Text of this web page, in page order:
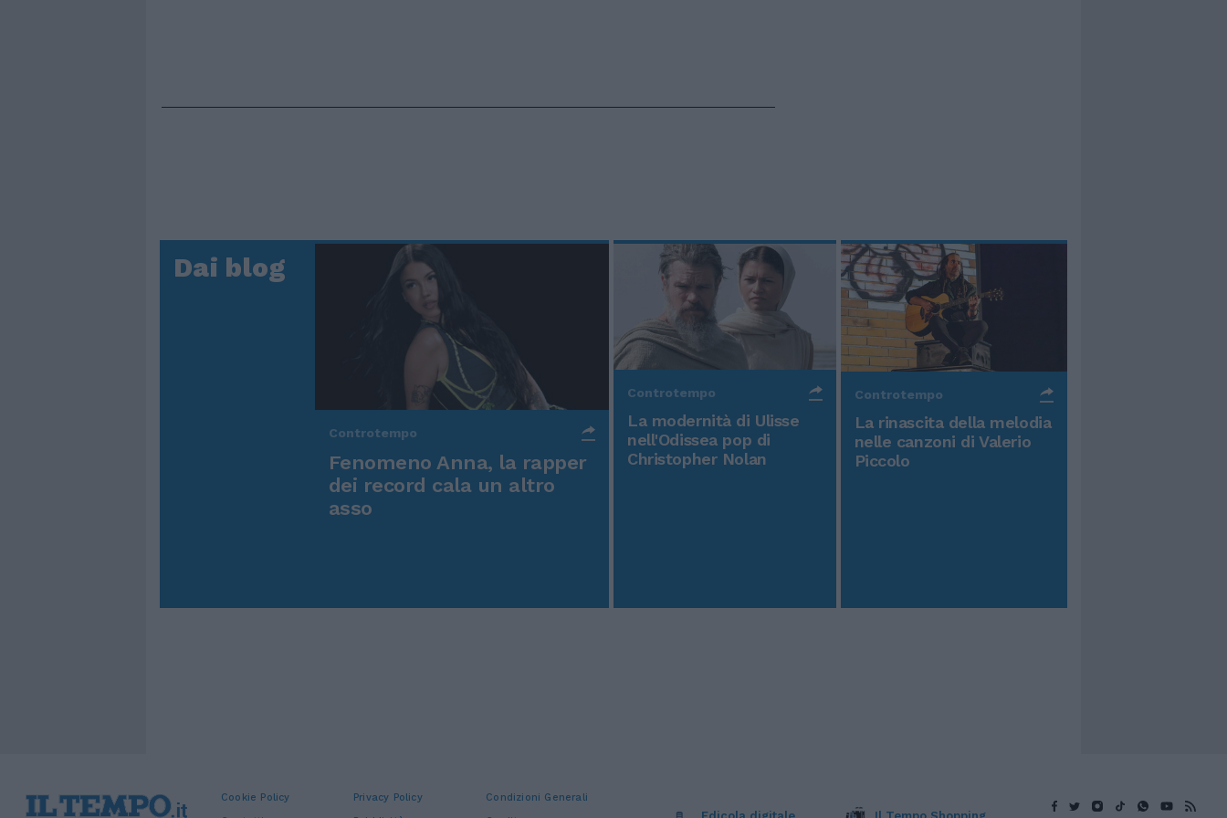
Dai blog
Controtempo
Fenomeno Anna, la rapper
dei record cala un altro
asso
Controtempo
La modernità di Ulisse
nell'Odissea pop di
Christopher Nolan
Controtempo
La rinascita della melodia
nelle canzoni di Valerio
Piccolo
Cookie Policy Privacy Policy
Condizioni Generali